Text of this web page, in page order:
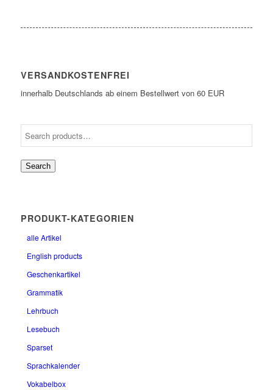
VERSANDKOSTENFREI
innerhalb Deutschlands ab einem Bestellwert von 60 EUR
Search
PRODUKT-KATEGORIEN
alle Artikel
English products
Geschenkartikel
Grammatik
Lehrbuch
Lesebuch
Sparset
Sprachkalender
Vokabelbox